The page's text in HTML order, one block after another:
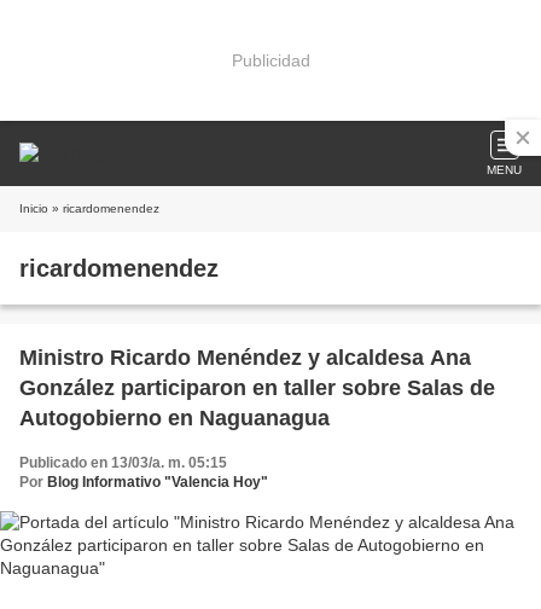
Publicidad
MENU
Inicio » ricardomenendez
ricardomenendez
Ministro Ricardo Menéndez y alcaldesa Ana
González participaron en taller sobre Salas de
Autogobierno en Naguanagua
Publicado en 13/03/a. m. 05:15
Por Blog Informativo "Valencia Hoy"